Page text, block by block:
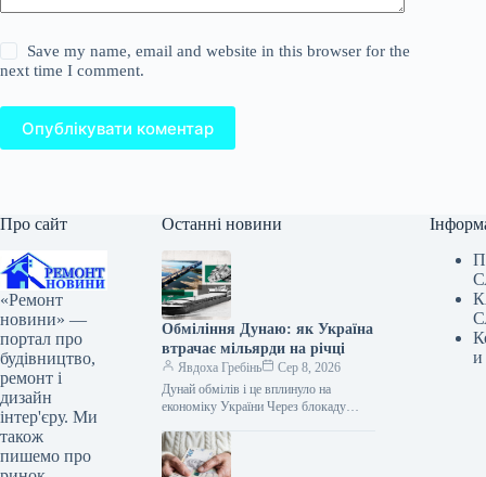
Save my name, email and website in this browser for the
next time I comment.
Опублікувати коментар
Про сайт
«Ремонт
новини» —
портал про
будівництво,
ремонт і
дизайн
інтер'єру. Ми
також
пишемо про
Останні новини
Обміління Дунаю: як Україна
втрачає мільярди на річці
Явдоха Гребінь
Сер 8, 2026
Дунай обмілів і це вплинуло на
економіку України Через блокаду
портів судноплавство на Дунаї з
резервного маршруту…
и